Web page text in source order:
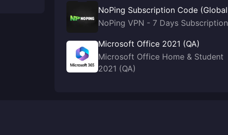
NoPing Subscription Code
NoPing VPN - 7 Days Subscription
Microsoft Office 2021 (QA)
Microsoft Office Home & Student
2021 (QA)